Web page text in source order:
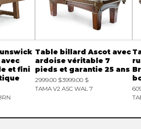
et fini
Table billard Ascot avec
ardoise véritable 7
pieds et garantie 25 ans
2999.00 $3999.00 $
TAMA V2 ASC WAL 7